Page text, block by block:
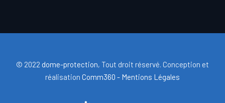
© 2022 dome-protection, Tout droit réservé. Conception et
réalisation Comm360 - Mentions Légales